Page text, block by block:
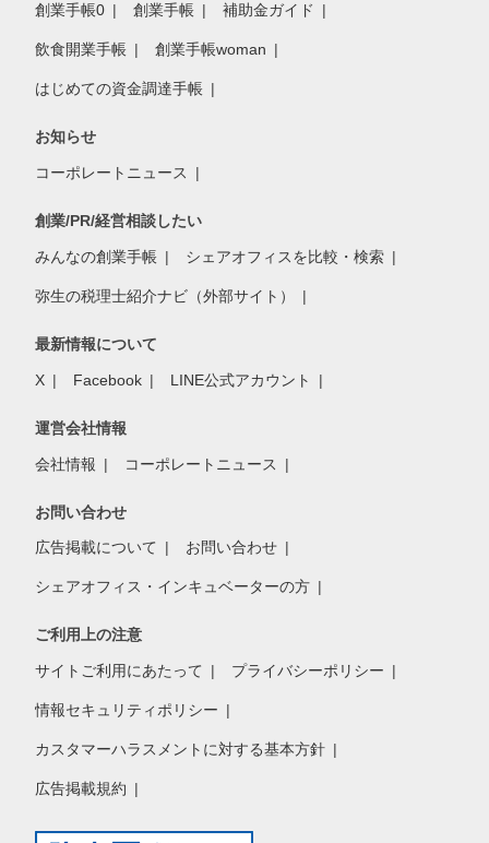
創業手帳0 創業手帳 補助金ガイド
飲食開業手帳 創業手帳woman
はじめての資金調達手帳
お知らせ
コーポレートニュース
創業/PR/経営相談したい
みんなの創業手帳 シェアオフィスを比較・検索
弥生の税理士紹介ナビ（外部サイト）
最新情報について
X Facebook LINE公式アカウント
運営会社情報
会社情報 コーポレートニュース
お問い合わせ
広告掲載について お問い合わせ
シェアオフィス・インキュベーターの方
ご利用上の注意
サイトご利用にあたって プライバシーポリシー
情報セキュリティポリシー
カスタマーハラスメントに対する基本方針
広告掲載規約